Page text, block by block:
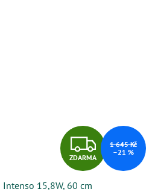
Z
D
ZDARMA
1 645 Kč
–21 %
Intenso 15,8W, 60 cm